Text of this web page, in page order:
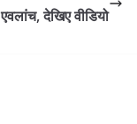
देखिए वीडियो